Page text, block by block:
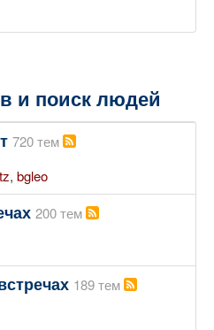
и поиск людей
720 тем
, bgleo
200 тем
189 тем